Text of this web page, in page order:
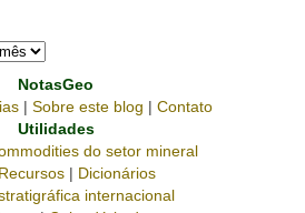
NotasGeo
| Sobre este blog | Contato
Utilidades
do setor mineral
Recursos | Dicionários
internacional